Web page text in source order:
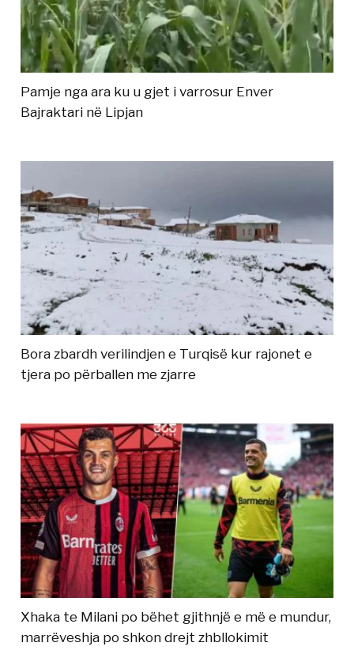
Pamje nga ara ku u gjet i varrosur Enver
Bajraktari në Lipjan
Bora zbardh verilindjen e Turqisë kur rajonet e
tjera po përballen me zjarre
Xhaka te Milani po bëhet gjithnjë e më e mundur,
marrëveshja po shkon drejt zhbllokimit